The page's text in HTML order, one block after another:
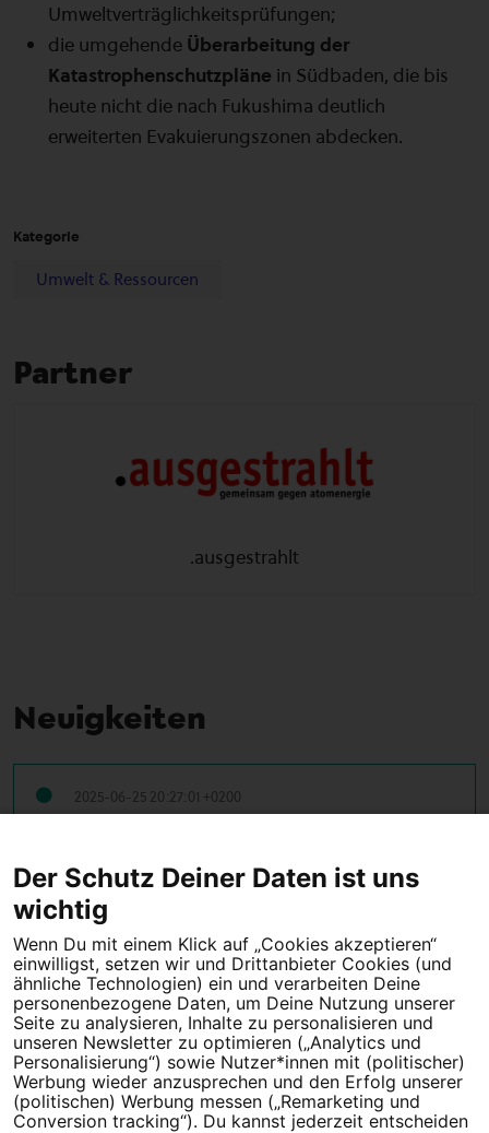
Umweltverträglichkeitsprüfungen;
die umgehende Überarbeitung der
Katastrophenschutzpläne in Südbaden, die bis
heute nicht die nach Fukushima deutlich
erweiterten Evakuierungszonen abdecken.
Kategorie
Umwelt & Ressourcen
Partner
.ausgestrahlt
Neuigkeiten
2025-06-25 20:27:01 +0200
← Vorherige
Tipps für deine Petition
Darum WeAct
Partnerprogramm
Erfolgreiche Petitionen
FAQs
Nutzungsbedingungen
Der Schutz Deiner Daten ist uns
wichtig
Wenn Du mit einem Klick auf „Cookies akzeptieren“
einwilligst, setzen wir und Drittanbieter Cookies (und
ähnliche Technologien) ein und verarbeiten Deine
personenbezogene Daten, um Deine Nutzung unserer
Seite zu analysieren, Inhalte zu personalisieren und
unseren Newsletter zu optimieren („Analytics und
Personalisierung“) sowie Nutzer*innen mit (politischer)
Werbung wieder anzusprechen und den Erfolg unserer
(politischen) Werbung messen („Remarketing und
Conversion tracking“). Du kannst jederzeit entscheiden